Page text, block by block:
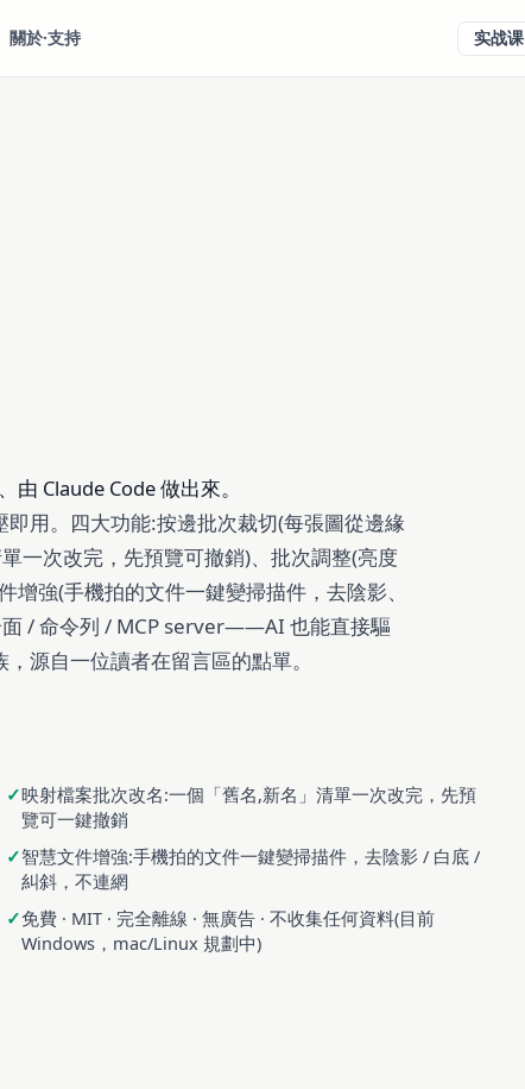
關於·支持 实战课
Claude Code 做出來。
用。四大功能:按邊批次裁切(每張圖從邊緣
一次改完，先預覽可撤銷)、批次調整(亮度
強(手機拍的文件一鍵變掃描件，去陰影、
/ 命令列 / MCP server——AI 也能直接驅
源自一位讀者在留言區的點單。
映射檔案批次改名:一個「舊名,新名」清單一次改完，先預
覽可一鍵撤銷
智慧文件增強:手機拍的文件一鍵變掃描件，去陰影 / 白底 /
糾斜，不連網
免費 · MIT · 完全離線 · 無廣告 · 不收集任何資料(目前
Windows，mac/Linux 規劃中)